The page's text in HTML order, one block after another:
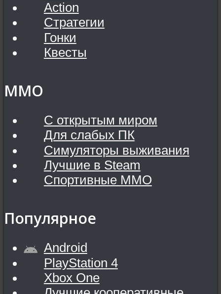
Action
Стратегии
Гонки
Квесты
MMO
С открытым миром
Для слабых ПК
Симуляторы выживания
Лучшие в Steam
Спортивные MMO
Популярное
Android
PlayStation 4
Xbox One